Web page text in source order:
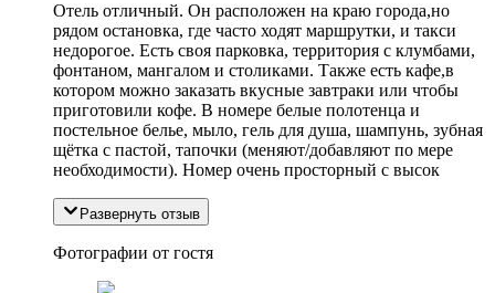
Отель отличный. Он расположен на краю города,но
рядом остановка, где часто ходят маршрутки, и такси
недорогое. Есть своя парковка, территория с клумбами,
фонтаном, мангалом и столиками. Также есть кафе,в
котором можно заказать вкусные завтраки или чтобы
приготовили кофе. В номере белые полотенца и
постельное белье, мыло, гель для душа, шампунь, зубная
щётка с пастой, тапочки (меняют/добавляют по мере
необходимости). Номер очень просторный с высок
Развернуть отзыв
Фотографии от гостя